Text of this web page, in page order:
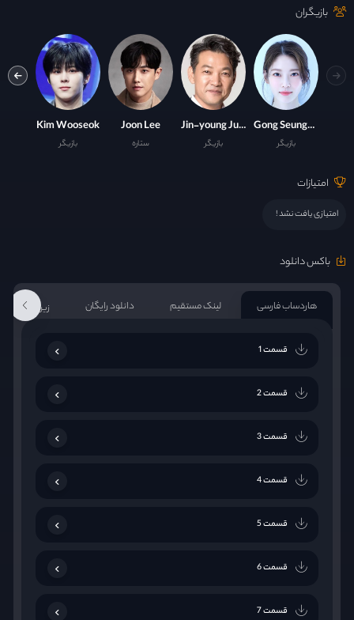
بازیگران
Gong Seung-Yeon
بازیگر
Jin-young Jung
بازیگر
Joon Lee
ستاره
Kim Wooseok
بازیگر
امتیازات
امتیازی یافت نشد !
باکس دانلود
هاردساب فارسی لینک مستقیم دانلود رایگان زیرنویس
قسمت 1
قسمت 2
قسمت 3
قسمت 4
قسمت 5
قسمت 6
قسمت 7